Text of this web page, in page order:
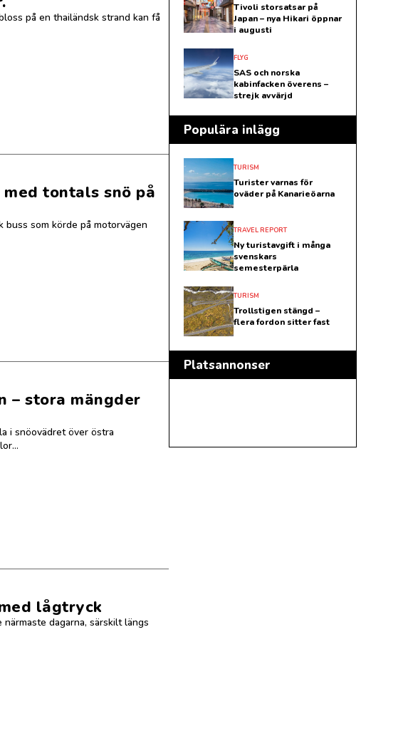
på en thailändsk strand kan få
tontals snö på
som körde på motorvägen
– stora mängder
i snöovädret över östra
lågtryck
dagarna, särskilt längs
Tivoli storsatsar på
Japan – nya Hikari öppnar
i augusti
FLYG
SAS och norska
kabinfacken överens –
strejk avvärjd
Populära inlägg
TURISM
Turister varnas för
oväder på Kanarieöarna
TRAVEL REPORT
Ny turistavgift i många
svenskars
semesterpärla
TURISM
Trollstigen stängd –
flera fordon sitter fast
Platsannonser